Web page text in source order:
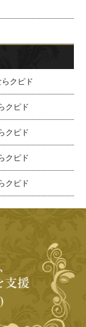
クピド
クピド
クピド
クピド
クピド